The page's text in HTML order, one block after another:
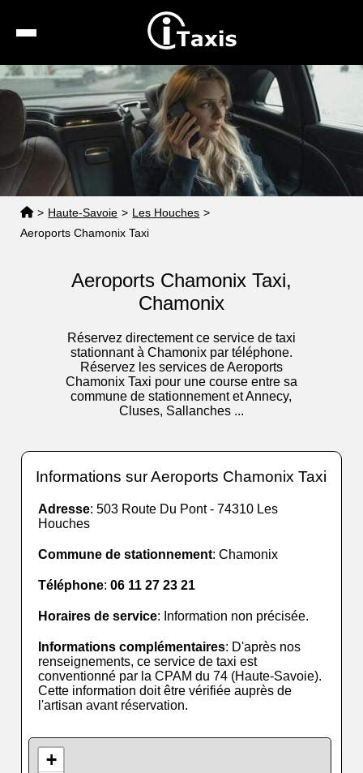
Recherche
Calcul de tarif
Taxis conventionnés
Espace pro
> Haute-Savoie > Les Houches >
Aeroports Chamonix Taxi
Aeroports Chamonix Taxi,
Chamonix
Réservez directement ce service de taxi
stationnant à Chamonix par téléphone.
Réservez les services de Aeroports
Chamonix Taxi pour une course entre sa
commune de stationnement et Annecy,
Cluses, Sallanches ...
Informations sur Aeroports Chamonix Taxi
Adresse: 503 Route Du Pont - 74310 Les
Houches
Commune de stationnement: Chamonix
Téléphone:06 11 27 23 21
Horaires de service: Information non précisée.
Informations complémentaires: D'après nos
renseignements, ce service de taxi est
conventionné par la CPAM du 74 (Haute-Savoie).
Cette information doit être vérifiée auprès de
l'artisan avant réservation.
+